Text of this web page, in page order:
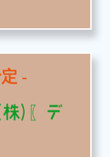
-
株)〖デ